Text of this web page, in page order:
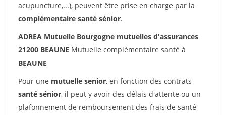
acupuncture,...), peuvent être prise en charge par la
complémentaire santé sénior.
ADREA Mutuelle Bourgogne mutuelles d'assurances
21200 BEAUNE Mutuelle complémentaire santé à
BEAUNE
Pour une mutuelle senior, en fonction des contrats
santé sénior, il peut y avoir des délais d'attente ou un
plafonnement de remboursement des frais de santé